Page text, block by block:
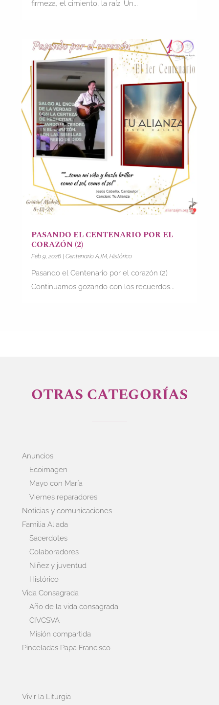
firmeza, el cimiento, la raíz. Un...
PASANDO EL CENTENARIO POR EL
CORAZÓN (2)
Feb 9, 2026| Centenario AJM, Histórico
Pasando el Centenario por el corazón (2)
Continuamos gozando con los recuerdos...
OTRAS CATEGORÍAS
Anuncios
Ecoimagen
Mayo con María
Viernes reparadores
Noticias y comunicaciones
Familia Aliada
Sacerdotes
Colaboradores
Niñez y juventud
Histórico
Vida Consagrada
Año de la vida consagrada
CIVCSVA
Misión compartida
Pinceladas Papa Francisco
Vivir la Liturgia